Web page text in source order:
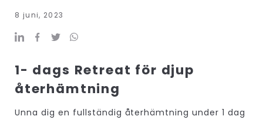
8 juni, 2023
1- dags Retreat för djup
återhämtning
Unna dig en fullständig återhämtning under 1 dag